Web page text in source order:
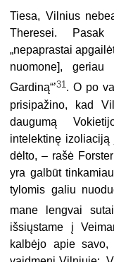
Tiesa, Vilnius
Theresei.
„nepaprastai
nuomone],
Gardiną“’31 . O po
prisipažino, kad
daugumą
intelektinę
dėlto, – rašė
yra galbūt
tylomis galiu
mane lengvai
išsiųstame į
kalbėjo apie savo,